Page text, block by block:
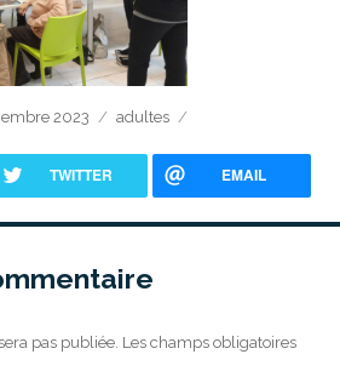
2023 Catégories
adultes
TWITTER EMAIL
pas publiée. Les champs obligatoires